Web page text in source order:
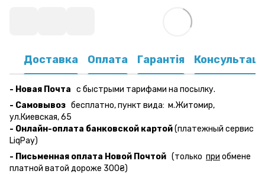
Доставка Оплата Гарантія
- Новая Почта с быстрыми тарифами на посылку.
- Самовывоз бесплатно,пункт вида: м.Житомир,
ул.Киевская, 65
- Онлайн-оплата банковской картой(платежный сервис
LiqPay)
- Письменная оплата Новой Почтой (только при обмене
платной ватой дороже 300₴)